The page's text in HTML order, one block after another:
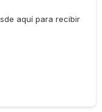
aquí para recibir